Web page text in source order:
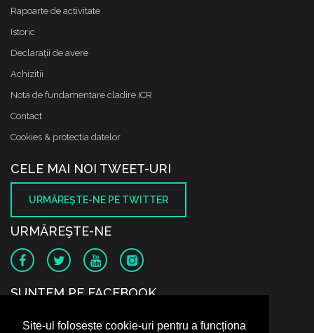
Site-ul folosește cookie-uri pentru a funcționa
Rapoarte de activitate
Istoric
Declaraţii de avere
Achizitii
Nota de fundamentare cladire ICR
Contact
Cookies & protectia datelor
CELE MAI NOI TWEET-URI
URMĂREŞTE-NE PE TWITTER
URMĂREŞTE-NE
SUNTEM PE FACEBOOK